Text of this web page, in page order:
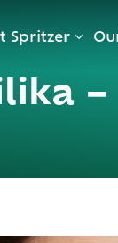
Spritzer